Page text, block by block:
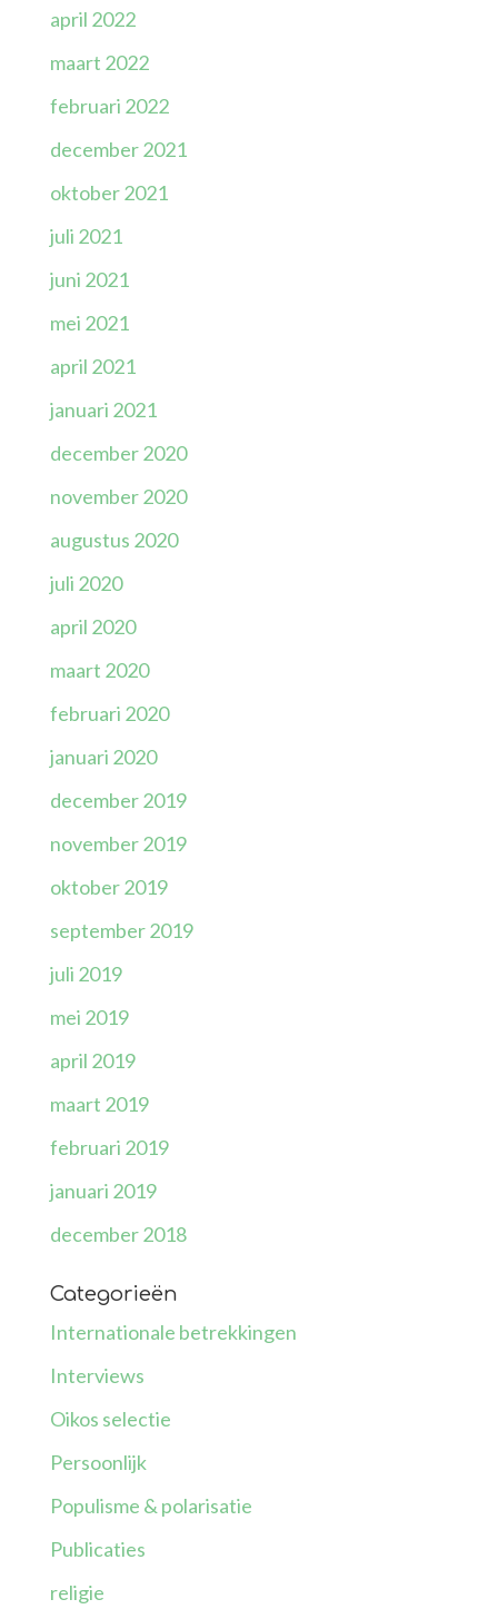
april 2022
maart 2022
februari 2022
december 2021
oktober 2021
juli 2021
juni 2021
mei 2021
april 2021
januari 2021
december 2020
november 2020
augustus 2020
juli 2020
april 2020
maart 2020
februari 2020
januari 2020
december 2019
november 2019
oktober 2019
september 2019
juli 2019
mei 2019
april 2019
maart 2019
februari 2019
januari 2019
december 2018
Categorieën
Internationale betrekkingen
Interviews
Oikos selectie
Persoonlijk
Populisme & polarisatie
Publicaties
religie